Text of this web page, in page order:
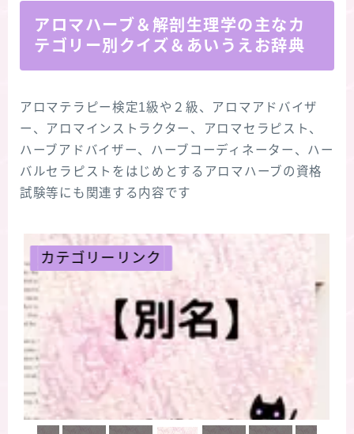
アロマハーブ＆解剖生理学の主なカ
テゴリー別クイズ＆あいうえお辞典
アロマテラピー検定1級や２級、アロマアドバイザ
ー、アロマインストラクター、アロマセラピスト、
ハーブアドバイザー、ハーブコーディネーター、ハー
バルセラピストをはじめとするアロマハーブの資格
試験等にも関連する内容です
カテゴリーリンク